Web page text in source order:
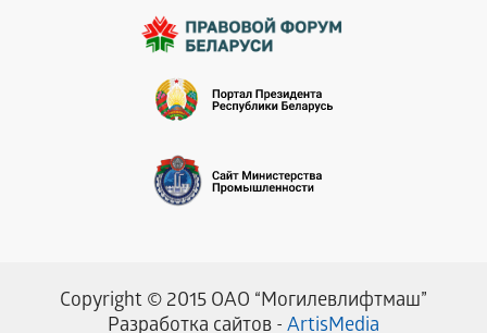
Разработка сайтов - ArtisMedia
Copyright © 2015 ОАО “Могилевлифтмаш”